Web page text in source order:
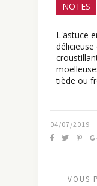
NOTES
L'astuce
délicieuse
tiède ou
04/07/2019
VOUS